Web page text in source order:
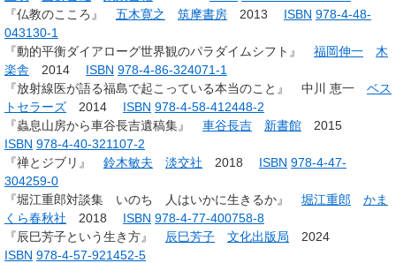
『仏教のこころ』 五木寛之 筑摩書房 2013 ISBN 978-4-48-
043130-1
『動的平衡ダイアローグ世界観のパラダイムシフト』 福岡伸一
木
楽舎 2014 ISBN 978-4-86-324071-1
『放射線医が語る福島で起こっている本当のこと』 中川 恵一 ベス
トセラーズ 2014 ISBN 978-4-58-412448-2
『蟲息山房から車谷長吉遺稿集』 車谷長吉 新書館 2015
ISBN 978-4-40-321107-2
『禅とジブリ』 鈴木敏夫 淡交社 2018 ISBN 978-4-47-
304259-0
『堀江重郎対談集 いのち 人はいかに生きるか』 堀江重郎
かま
くら春秋社 2018 ISBN 978-4-77-400758-8
『辰巳芳子という生き方』
辰巳芳子 文化出版局 2024
ISBN 978-4-57-921452-5